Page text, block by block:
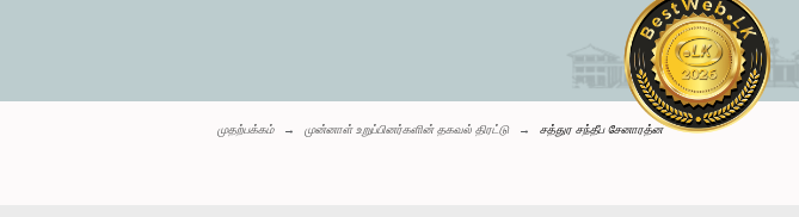
முதற்பக்கம் முன்னாள் உறுப்பினர்களின் தகவல் திரட்டு சத்துர சந்தீப சேனாரத்ன